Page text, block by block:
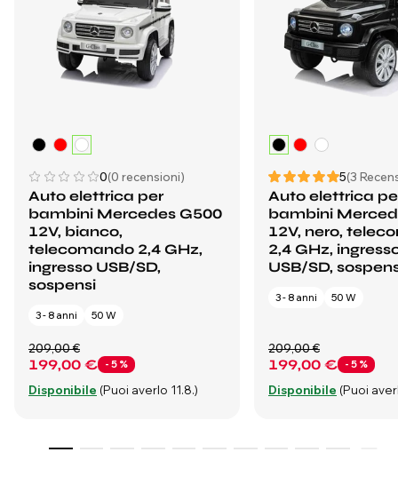
0(0 recensioni)
Auto elettrica per
bambini Mercedes G500
12V, bianco,
telecomando 2,4 GHz,
ingresso USB/SD,
sospensi
3 - 8 anni 50 W
199,00 € - 5 %
209,00 €
Disponibile (Puoi averlo 11.8.)
5(3
Auto elettrica
bambini
12V, nero,
2,4 GHz,
USB/SD,
3 - 8 anni 50 W
199,00 € - 5 %
209,00 €
Disponibile (Puoi